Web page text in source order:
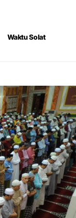
Waktu Solat